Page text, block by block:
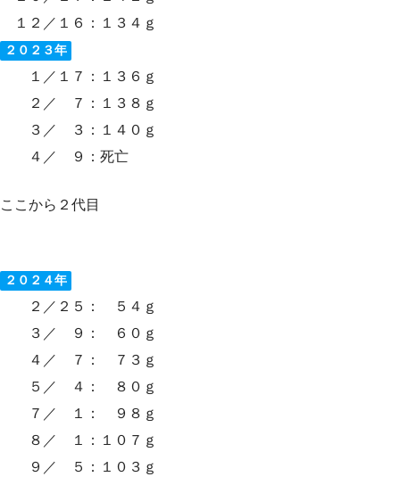
１２／１６：１３４ｇ
２０２３年
１／１７：１３６ｇ
２／ ７：１３８ｇ
３／ ３：１４０ｇ
４／ ９：死亡
ここから２代目
２０２４年
２／２５： ５４ｇ
３／ ９： ６０ｇ
４／ ７： ７３ｇ
５／ ４： ８０ｇ
７／ １： ９８ｇ
８／ １：１０７ｇ
９／ ５：１０３ｇ